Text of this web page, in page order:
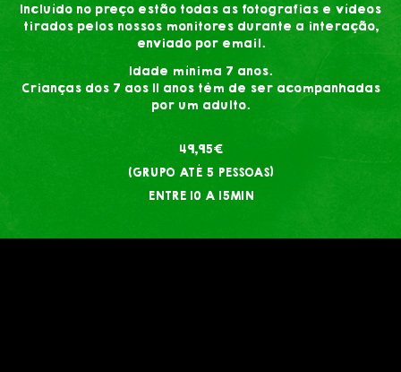
Incluído no preço estão todas as fotografias e vídeos
tirados pelos nossos monitores durante a interação,
enviado por email.
Idade mínima 7 anos.
Crianças dos 7 aos 11 anos têm de ser acompanhadas
por um adulto.
49,95€
(GRUPO ATÉ 5 PESSOAS)
ENTRE 10 A 15MIN